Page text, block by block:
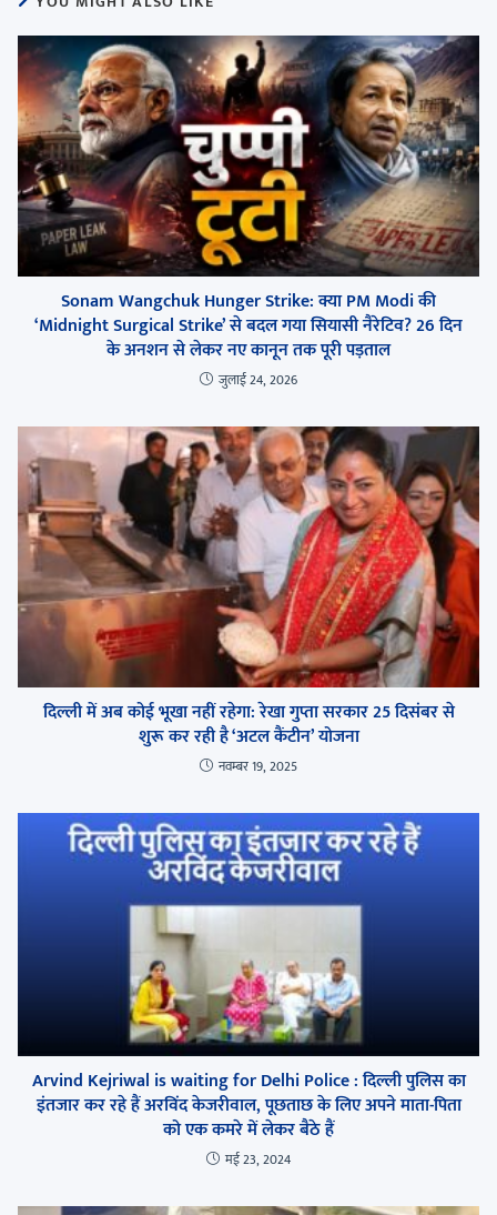
Sonam Wangchuk Hunger Strike: क्या PM Modi की
‘Midnight Surgical Strike’ से बदल गया सियासी नैरेटिव? 26 दिन
के अनशन से लेकर नए कानून तक पूरी पड़ताल
जुलाई 24, 2026
दिल्ली में अब कोई भूखा नहीं रहेगा: रेखा गुप्ता सरकार 25 दिसंबर से
शुरू कर रही है ‘अटल कैंटीन’ योजना
नवम्बर 19, 2025
Arvind Kejriwal is waiting for Delhi Police : दिल्ली पुलिस का
इंतजार कर रहे हैं अरविंद केजरीवाल, पूछताछ के लिए अपने माता-पिता
को एक कमरे में लेकर बैठे हैं
मई 23, 2024